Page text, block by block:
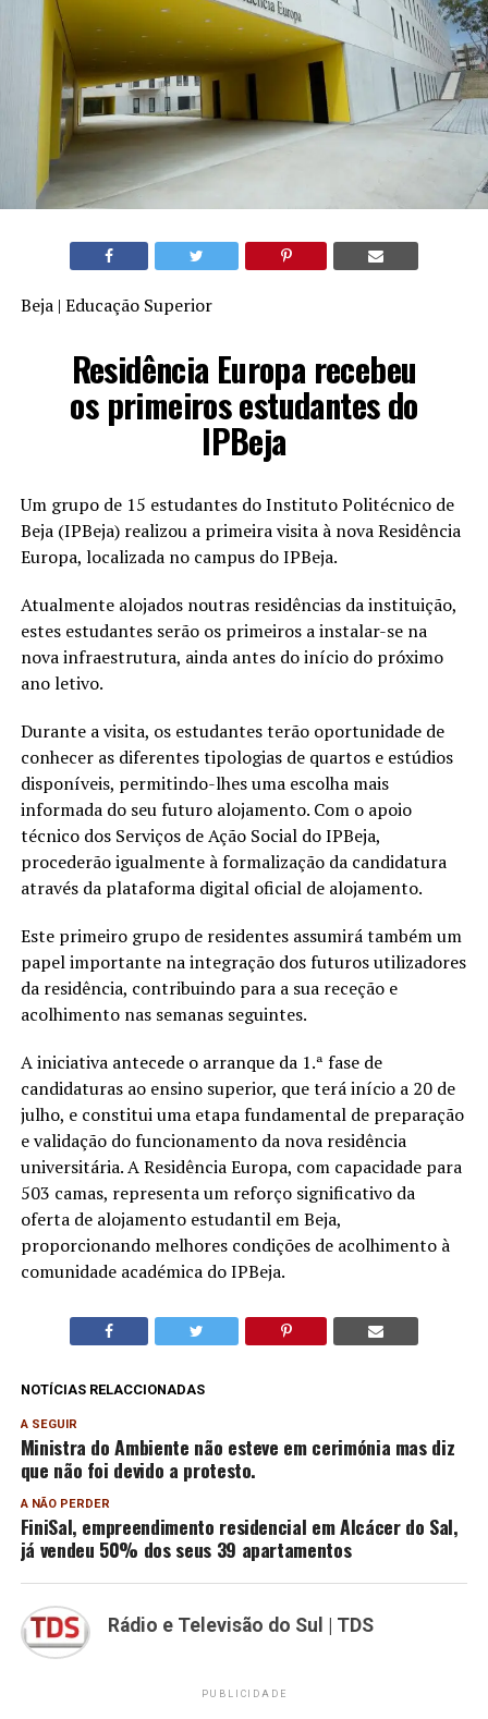
Beja | Educação Superior
Residência Europa recebeu
os primeiros estudantes do
IPBeja
Um grupo de 15 estudantes do Instituto Politécnico de
Beja (IPBeja) realizou a primeira visita à nova Residência
Europa, localizada no campus do IPBeja.
Atualmente alojados noutras residências da instituição,
estes estudantes serão os primeiros a instalar-se na
nova infraestrutura, ainda antes do início do próximo
ano letivo.
Durante a visita, os estudantes terão oportunidade de
conhecer as diferentes tipologias de quartos e estúdios
disponíveis, permitindo-lhes uma escolha mais
informada do seu futuro alojamento. Com o apoio
técnico dos Serviços de Ação Social do IPBeja,
procederão igualmente à formalização da candidatura
através da plataforma digital oficial de alojamento.
Este primeiro grupo de residentes assumirá também um
papel importante na integração dos futuros utilizadores
da residência, contribuindo para a sua receção e
acolhimento nas semanas seguintes.
A iniciativa antecede o arranque da 1.ª fase de
candidaturas ao ensino superior, que terá início a 20 de
julho, e constitui uma etapa fundamental de preparação
e validação do funcionamento da nova residência
universitária. A Residência Europa, com capacidade para
503 camas, representa um reforço significativo da
oferta de alojamento estudantil em Beja,
proporcionando melhores condições de acolhimento à
comunidade académica do IPBeja.
NOTÍCIAS RELACCIONADAS
A SEGUIR
Ministra do Ambiente não esteve em cerimónia mas diz
que não foi devido a protesto.
A NÃO PERDER
FiniSal, empreendimento residencial em Alcácer do Sal,
já vendeu 50% dos seus 39 apartamentos
Rádio e Televisão do Sul | TDS
PUBLICIDADE